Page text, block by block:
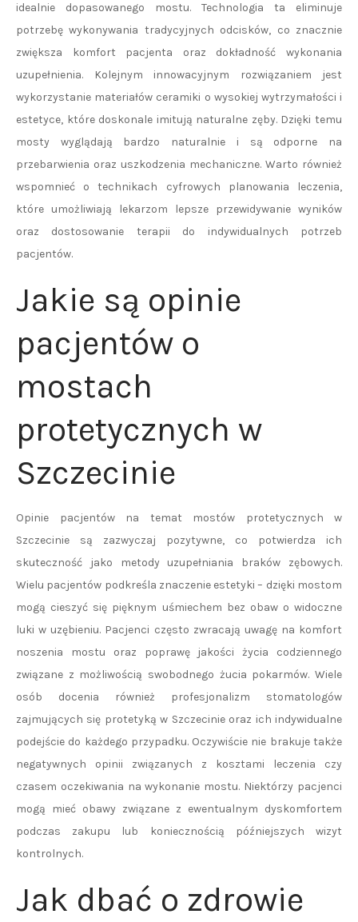
idealnie dopasowanego mostu. Technologia ta eliminuje
potrzebę wykonywania tradycyjnych odcisków, co znacznie
zwiększa komfort pacjenta oraz dokładność wykonania
uzupełnienia. Kolejnym innowacyjnym rozwiązaniem jest
wykorzystanie materiałów ceramiki o wysokiej wytrzymałości i
estetyce, które doskonale imitują naturalne zęby. Dzięki temu
mosty wyglądają bardzo naturalnie i są odporne na
przebarwienia oraz uszkodzenia mechaniczne. Warto również
wspomnieć o technikach cyfrowych planowania leczenia,
które umożliwiają lekarzom lepsze przewidywanie wyników
oraz dostosowanie terapii do indywidualnych potrzeb
pacjentów.
Jakie są opinie
pacjentów o
mostach
protetycznych w
Szczecinie
Opinie pacjentów na temat mostów protetycznych w
Szczecinie są zazwyczaj pozytywne, co potwierdza ich
skuteczność jako metody uzupełniania braków zębowych.
Wielu pacjentów podkreśla znaczenie estetyki – dzięki mostom
mogą cieszyć się pięknym uśmiechem bez obaw o widoczne
luki w uzębieniu. Pacjenci często zwracają uwagę na komfort
noszenia mostu oraz poprawę jakości życia codziennego
związane z możliwością swobodnego żucia pokarmów. Wiele
osób docenia również profesjonalizm stomatologów
zajmujących się protetyką w Szczecinie oraz ich indywidualne
podejście do każdego przypadku. Oczywiście nie brakuje także
negatywnych opinii związanych z kosztami leczenia czy
czasem oczekiwania na wykonanie mostu. Niektórzy pacjenci
mogą mieć obawy związane z ewentualnym dyskomfortem
podczas zakupu lub koniecznością późniejszych wizyt
kontrolnych.
Jak dbać o zdrowie